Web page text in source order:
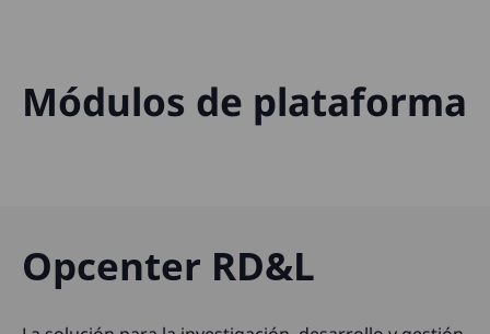
Módulos de plataforma
Opcenter RD&L